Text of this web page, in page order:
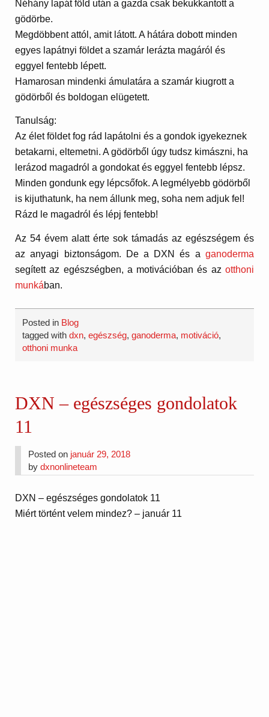
Néhány lapát föld után a gazda csak bekukkantott a
gödörbe.
Megdöbbent attól, amit látott. A hátára dobott minden
egyes lapátnyi földet a szamár lerázta magáról és
eggyel fentebb lépett.
Hamarosan mindenki ámulatára a szamár kiugrott a
gödörből és boldogan elügetett.
Tanulság:
Az élet földet fog rád lapátolni és a gondok igyekeznek
betakarni, eltemetni. A gödörből úgy tudsz kimászni, ha
lerázod magadról a gondokat és eggyel fentebb lépsz.
Minden gondunk egy lépcsőfok. A legmélyebb gödörből
is kijuthatunk, ha nem állunk meg, soha nem adjuk fel!
Rázd le magadról és lépj fentebb!
Az 54 évem alatt érte sok támadás az egészségem és
az anyagi biztonságom. De a DXN és a ganoderma
segített az egészségben, a motivációban és az otthoni
munkában.
Posted in Blog
tagged withdxn,egészség,ganoderma, motiváció,
otthoni munka
DXN – egészséges gondolatok
11
Posted on január 29, 2018
bydxnonlineteam
DXN – egészséges gondolatok 11
Miért történt velem mindez? – január 11